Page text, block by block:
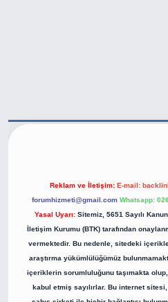
Reklam ve İletişim: E-mail:
forumhizmeti@gmail.com Whatsapp:
Yasal Uyarı: Sitemiz, 5651 Sayılı
İletişim Kurumu (BTK) tarafından
vermektedir. Bu nedenle, sitedeki
araştırma yükümlülüğümüz
içeriklerin sorumluluğunu taşımakta
kabul etmiş sayılırlar. Bu internet